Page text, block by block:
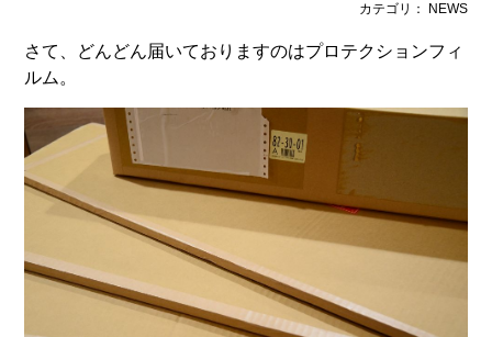
カテゴリ： NEWS
さて、どんどん届いておりますのはプロテクションフィ
ルム。